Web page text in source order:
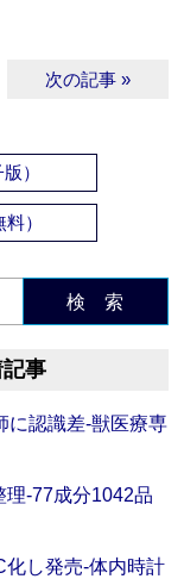
次の記事 »
）
）
検 索
事
に認識差‐獣医療専
理‐77成分1042品
化し発売‐体内時計